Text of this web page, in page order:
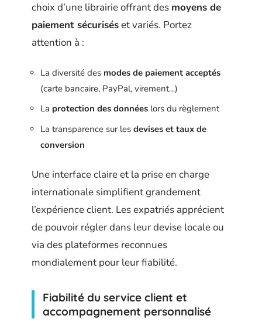
choix d’une librairie offrant des moyens de
paiement sécuriséset variés. Portez
attention à :
La diversité des modes de paiement acceptés
(carte bancaire, PayPal, virement…)
La protection des données lors du règlement
La transparence sur les devises et taux de
conversion
Une interface claire et la prise en charge
internationale simplifient grandement
l’expérience client. Les expatriés apprécient
de pouvoir régler dans leur devise locale ou
via des plateformes reconnues
mondialement pour leur fiabilité.
Fiabilité du service client et
accompagnement personnalisé